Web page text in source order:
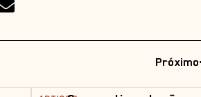
Próximo